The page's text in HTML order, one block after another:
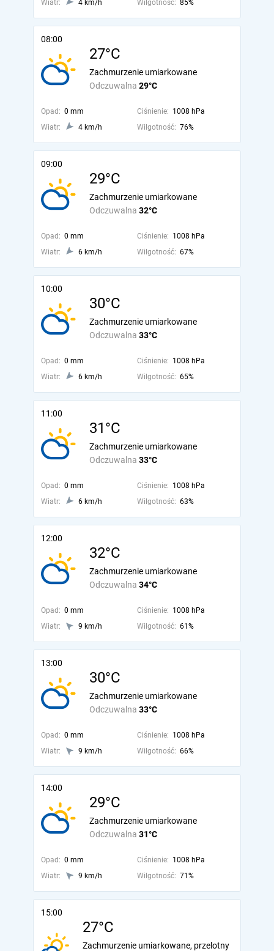
Wiatr: 4 km/h Wilgotność: 85%
08:00
27°C
Odczuwalna 29°C
Zachmurzenie umiarkowane
Opad: 0 mm Ciśnienie: 1008 hPa
Wiatr:
4 km/h Wilgotność: 76%
09:00
29°C
Odczuwalna 32°C
Zachmurzenie umiarkowane
Opad: 0 mm Ciśnienie: 1008 hPa
Wiatr:
6 km/h Wilgotność: 67%
10:00
30°C
Odczuwalna 33°C
Zachmurzenie umiarkowane
Opad: 0 mm Ciśnienie: 1008 hPa
Wiatr:
6 km/h Wilgotność: 65%
11:00
31°C
Odczuwalna 33°C
Zachmurzenie umiarkowane
Opad: 0 mm Ciśnienie: 1008 hPa
Wiatr:
6 km/h Wilgotność: 63%
12:00
32°C
Odczuwalna 34°C
Zachmurzenie umiarkowane
Opad: 0 mm Ciśnienie: 1008 hPa
Wiatr:
9 km/h Wilgotność: 61%
13:00
30°C
Odczuwalna 33°C
Zachmurzenie umiarkowane
Opad: 0 mm Ciśnienie: 1008 hPa
Wiatr:
9 km/h Wilgotność: 66%
14:00
29°C
Odczuwalna 31°C
Zachmurzenie umiarkowane
Opad: 0 mm Ciśnienie: 1008 hPa
Wiatr:
9 km/h Wilgotność: 71%
15:00
27°C
Zachmurzenie umiarkowane, przelotny